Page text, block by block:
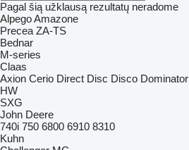
Pagal šią užklausą rezultatų neradome
AlpegoAmazone
Precea ZA-TS
Bednar
M-series
Claas
Axion Cerio Direct Disc Disco Dominator
HW
SXG
John Deere
740i 750 6800 6910 8310
Kuhn